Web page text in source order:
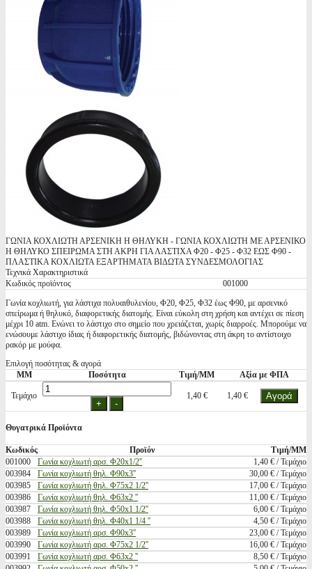
ΓΩΝΙΑ ΚΟΧΛΙΩΤΗ ΑΡΣΕΝΙΚΗ Η ΘΗΛΥΚΗ - ΓΩΝΙΑ ΚΟΧΛΙΩΤΗ ΜΕ ΑΡΣΕΝΙΚΟ
Η ΘΗΛΥΚΟ ΣΠΕΙΡΩΜΑ ΣΤΗ ΑΚΡΗ ΓΙΑ ΛΑΣΤΙΧΑ Φ20 - Φ25 - Φ32 ΕΩΣ Φ90 -
ΠΛΑΣΤΙΚΑ ΚΟΧΛΙΩΤΑ ΕΞΑΡΤΗΜΑΤΑ ΒΙΔΩΤΑ ΣΥΝΔΕΣΜΟΛΟΓΙΑΣ
Τεχνικά Χαρακτηριστικά
Κωδικός προϊόντος
001000
Γωνία κοχλιωτή, για λάστιχα πολυαιθυλενίου, Φ20, Φ25, Φ32 έως Φ90, με αρσενικό
σπείρωμα ή θηλυκό, διαφορετικής διατομής. Είναι εύκολη στη χρήση και αντέχει σε πίεση
μέχρι 10 atm. Ενώνει το λάστιχο στο σημείο που χρειάζεται, χωρίς διαρροές. Μπορούμε να
ενώσουμε λάστιχο ίδιας ή διαφορετικής διατομής, βιδώνοντας στη άκρη το αντίστοιχο
ρακόρ με μούφα.
Επιλογή ποσότητας & αγορά
ΜΜ
Ποσότητα Τιμή/ΜΜ Αξία με ΦΠΑ
Τεμάχιο 1,40 € 1,40 €
Θυγατρικά Προϊόντα
Κωδικός Προϊόν
Τιμή/ΜΜ
001000
Γωνία κοχλιωτή αρσ. Φ20x1/2''
1,40 € / Τεμάχιο
003984
Γωνία κοχλιωτή θηλ. Φ90x3''
30,00 € / Τεμάχιο
003985
Γωνία κοχλιωτή θηλ. Φ75x2 1/2''
17,00 € / Τεμάχιο
003986
Γωνία κοχλιωτή θηλ. Φ63x2 ''
11,00 € / Τεμάχιο
003987
Γωνία κοχλιωτή θηλ. Φ50x1 1/2''
6,00 € / Τεμάχιο
003988
Γωνία κοχλιωτή θηλ. Φ40x1 1/4 ''
4,50 € / Τεμάχιο
003989
Γωνία κοχλιωτή αρσ. Φ90x3''
23,00 € / Τεμάχιο
003990
Γωνία κοχλιωτή αρσ. Φ75x2 1/2''
16,00 € / Τεμάχιο
003991
Γωνία κοχλιωτή αρσ. Φ63x2 ''
8,50 € / Τεμάχιο